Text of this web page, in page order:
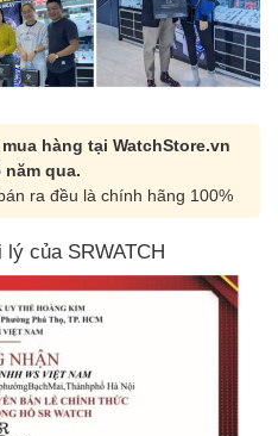
hàng tại WatchStore.vn
năm qua.
ra đều là chính hãng 100%
của SRWATCH